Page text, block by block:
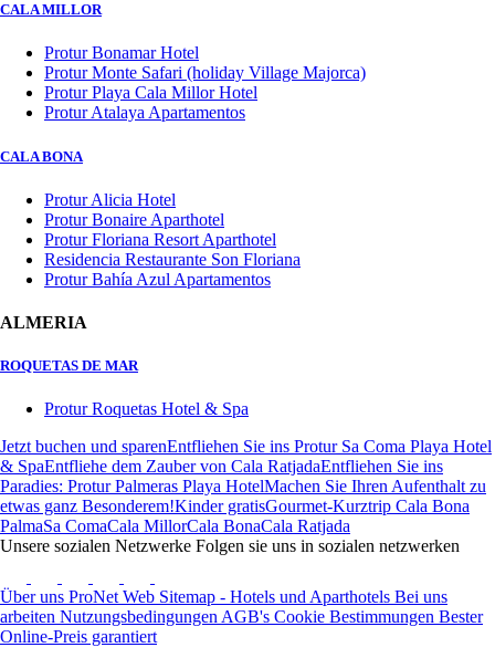
CALA MILLOR
Protur Bonamar Hotel
Protur Monte Safari (holiday Village Majorca)
Protur Playa Cala Millor Hotel
Protur Atalaya Apartamentos
CALA BONA
Protur Alicia Hotel
Protur Bonaire Aparthotel
Protur Floriana Resort Aparthotel
Residencia Restaurante Son Floriana
Protur Bahía Azul Apartamentos
ALMERIA
ROQUETAS DE MAR
Protur Roquetas Hotel & Spa
Jetzt buchen und sparenEntfliehen Sie ins Protur Sa Coma Playa Hotel
& SpaEntfliehe dem Zauber von Cala RatjadaEntfliehen Sie ins
Paradies: Protur Palmeras Playa HotelMachen Sie Ihren Aufenthalt zu
etwas ganz Besonderem!Kinder gratisGourmet-Kurztrip Cala Bona
PalmaSa ComaCala MillorCala BonaCala Ratjada
Unsere sozialen Netzwerke Folgen sie uns in sozialen netzwerken
Über uns ProNet Web Sitemap - Hotels und Aparthotels Bei uns
arbeiten Nutzungsbedingungen AGB's Cookie Bestimmungen Bester
Online-Preis garantiert